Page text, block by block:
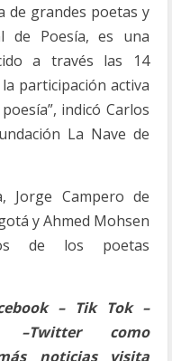
de grandes poetas y
de Poesía, es una
a través las 14
participación activa
indicó Carlos
La Nave de
Jorge Campero de
y Ahmed Mohsen
de los poetas
– Tik Tok –
–Twitter como
noticias visita